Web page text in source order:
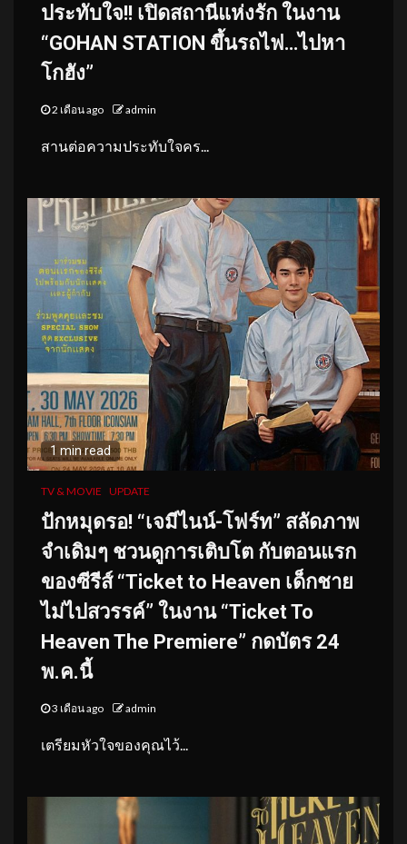
ประทับใจ!! เปิดสถานีแห่งรัก ในงาน
“GOHAN STATION ขึ้นรถไฟ…ไปหา
โกฮัง”
2 เดือน ago admin
สานต่อความประทับใจคร...
1 min read
TV & MOVIE UPDATE
ปักหมุดรอ! “เจมีไนน์-โฟร์ท” สลัดภาพ
จำเดิมๆ ชวนดูการเติบโต กับตอนแรก
ของซีรีส์ “Ticket to Heaven เด็กชาย
ไม่ไปสวรรค์” ในงาน “Ticket To
Heaven The Premiere” กดบัตร 24
พ.ค.นี้
3 เดือน ago admin
เตรียมหัวใจของคุณไว้...